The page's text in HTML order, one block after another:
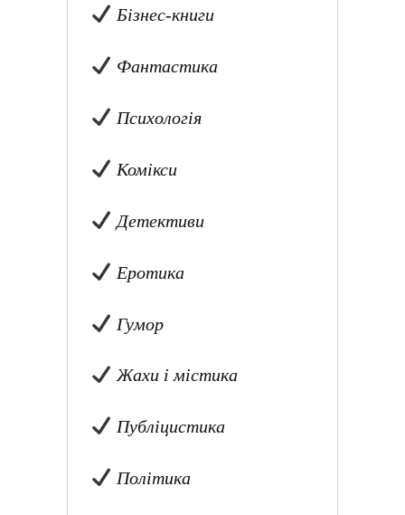
Бізнес-книги
Фантастика
Психологія
Комікси
Детективи
Еротика
Гумор
Жахи і містика
Публіцистика
Політика